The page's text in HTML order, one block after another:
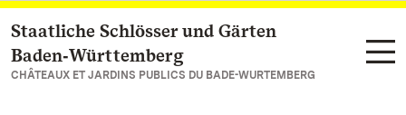
Vers la page d’accueil
Staatliche Schlösser und Gärten
Baden‑Württemberg
CHÂTEAUX ET JARDINS PUBLICS DU BADE-WURTEMBERG